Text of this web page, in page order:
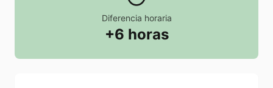
Diferencia horaria
+6 horas